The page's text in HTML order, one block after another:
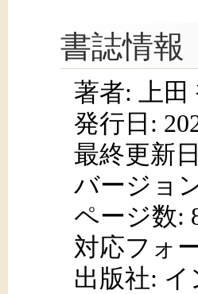
書誌情報
著者: 上田
発行日:
最終更新
バージョ
ページ数:
対応フォ
出版社: イ